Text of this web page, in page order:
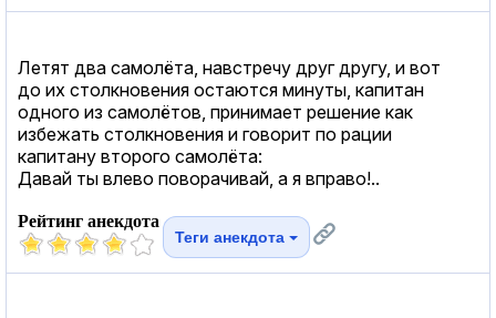
Летят два самолёта, навстречу друг другу, и вот
до их столкновения остаются минуты, капитан
одного из самолётов, принимает решение как
избежать столкновения и говорит по рации
капитану второго самолёта:
Давай ты влево поворачивай, а я вправо!..
Рейтинг анекдота
Теги анекдота